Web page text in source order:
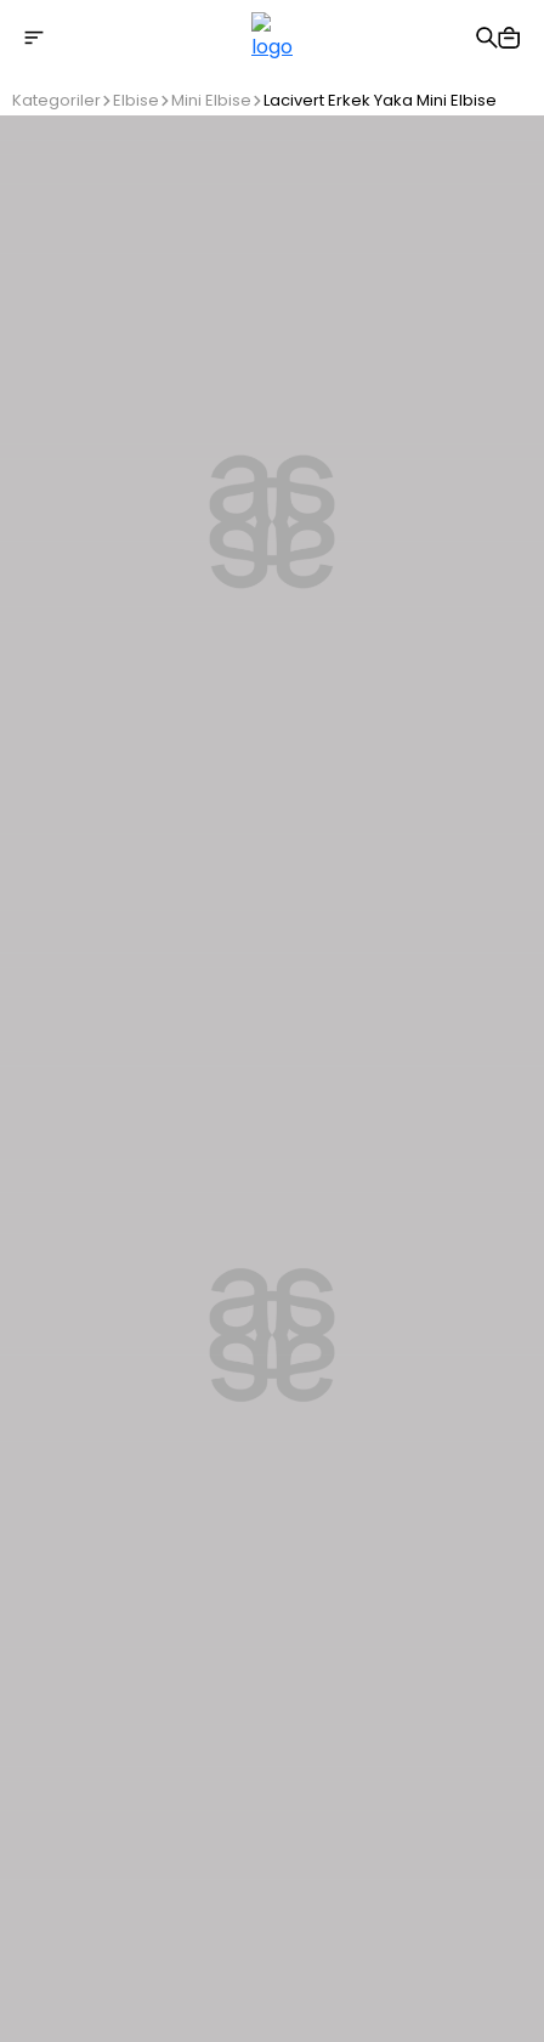
2500 TL üzeri ücretsiz kargo
Kategoriler Elbise Mini Elbise Lacivert Erkek Yaka Mini Elbise